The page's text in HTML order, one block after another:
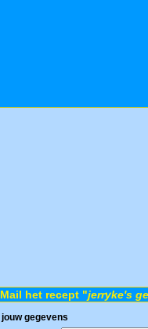
Mail het recept "jerryke's
jouw gegevens